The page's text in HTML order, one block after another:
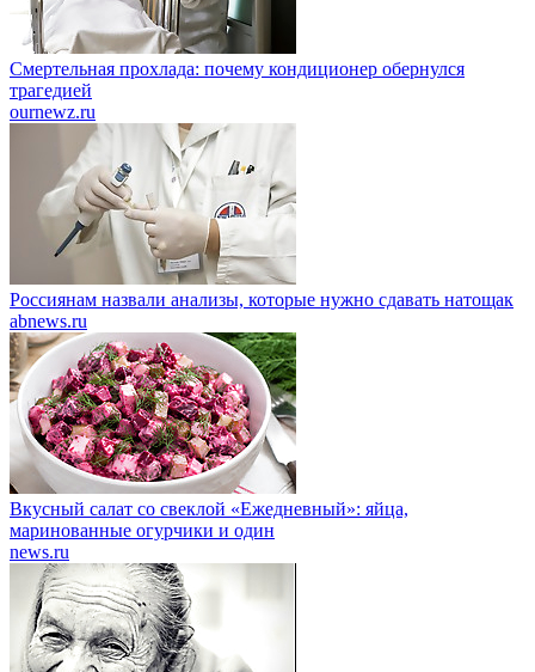
Смертельная прохлада: почему кондиционер обернулся
трагедией
ournewz.ru
Россиянам назвали анализы, которые нужно сдавать натощак
abnews.ru
Вкусный салат со свеклой «Ежедневный»: яйца,
маринованные огурчики и один
news.ru